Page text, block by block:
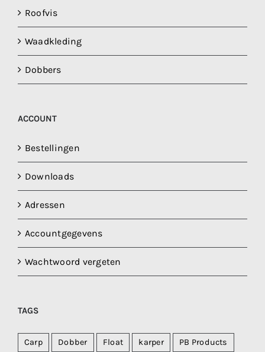
Roofvis
Waadkleding
Dobbers
ACCOUNT
Bestellingen
Downloads
Adressen
Accountgegevens
Wachtwoord vergeten
TAGS
Carp Dobber Float karper PB Products